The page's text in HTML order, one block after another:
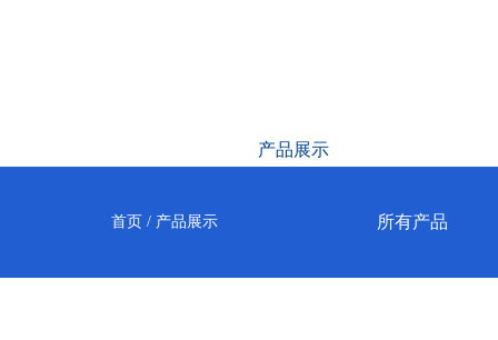
产品展示
首页 / 产品展示 所有产品